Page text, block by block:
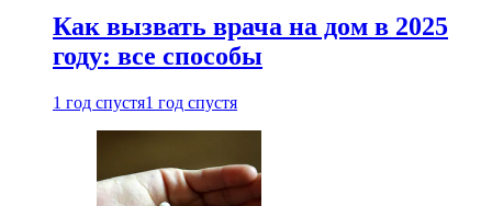
Как вызвать врача на дом в 2025
году: все способы
1 год спустя1 год спустя